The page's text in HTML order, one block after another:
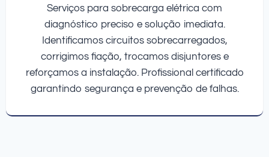
Serviços para sobrecarga elétrica com
diagnóstico preciso e solução imediata.
Identificamos circuitos sobrecarregados,
corrigimos fiação, trocamos disjuntores e
reforçamos a instalação. Profissional certificado
garantindo segurança e prevenção de falhas.